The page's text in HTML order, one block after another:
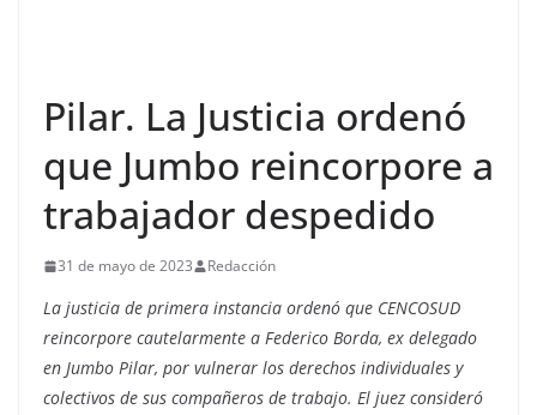
Pilar. La Justicia ordenó
que Jumbo reincorpore a
trabajador despedido
31 de mayo de 2023 Redacción
La justicia de primera instancia ordenó que CENCOSUD
reincorpore cautelarmente a Federico Borda, ex delegado
en Jumbo Pilar, por vulnerar los derechos individuales y
colectivos de sus compañeros de trabajo. El juez consideró